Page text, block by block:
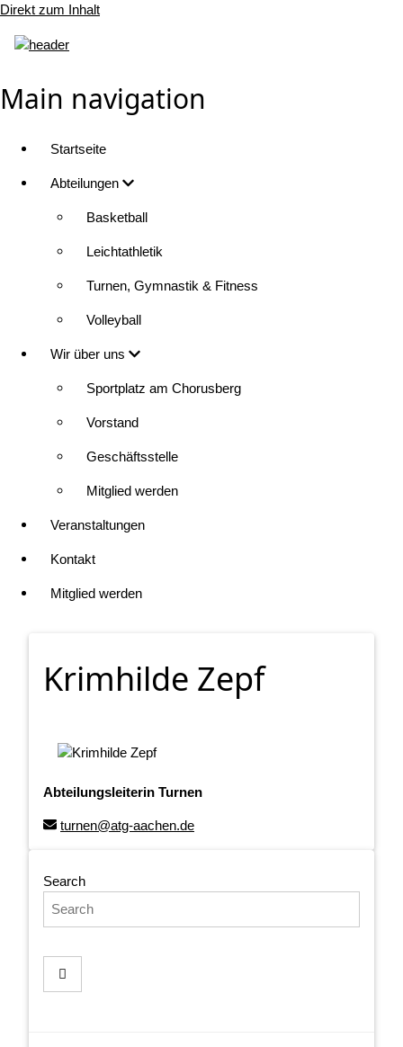
Direkt zum Inhalt
Main navigation
Startseite
Abteilungen
Basketball
Leichtathletik
Turnen, Gymnastik & Fitness
Volleyball
Wir über uns
Sportplatz am Chorusberg
Vorstand
Geschäftsstelle
Mitglied werden
Veranstaltungen
Kontakt
Mitglied werden
Krimhilde Zepf
Abteilungsleiterin Turnen
turnen@atg-aachen.de
Search